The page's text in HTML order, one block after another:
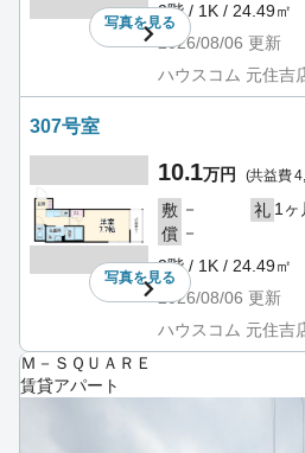
写真を見る
2階 / 1K / 24.49㎡
2026/08/06 更新
ハウスコム 元住吉
307号室
写真を見る
10.1万円 (共益費
敷 － 礼 1ヶ
償 －
3階 / 1K / 24.49㎡
2026/08/06 更新
ハウスコム 元住吉
Ｍ－ＳＱＵＡＲＥ
賃貸アパート